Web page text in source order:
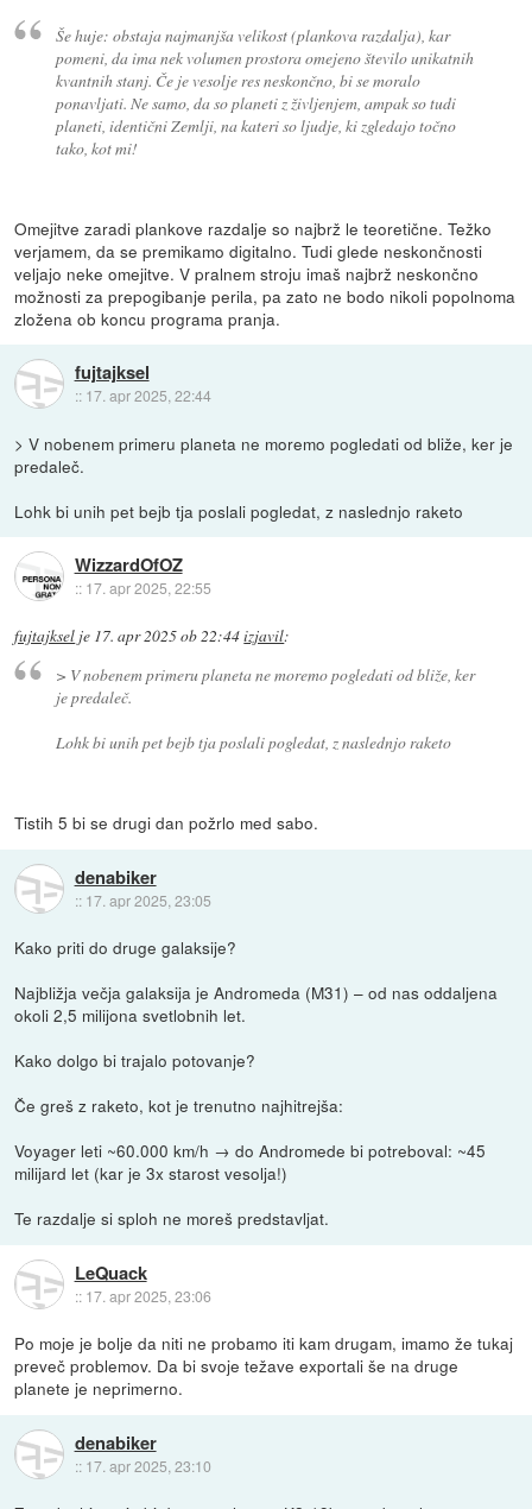
Še huje: obstaja najmanjša velikost (plankova razdalja), kar
pomeni, da ima nek volumen prostora omejeno število unikatnih
kvantnih stanj. Če je vesolje res neskončno, bi se moralo
ponavljati. Ne samo, da so planeti z življenjem, ampak so tudi
planeti, identični Zemlji, na kateri so ljudje, ki zgledajo točno
tako, kot mi!
Omejitve zaradi plankove razdalje so najbrž le teoretične. Težko
verjamem, da se premikamo digitalno. Tudi glede neskončnosti
veljajo neke omejitve. V pralnem stroju imaš najbrž neskončno
možnosti za prepogibanje perila, pa zato ne bodo nikoli popolnoma
zložena ob koncu programa pranja.
fujtajksel
:: 17. apr 2025, 22:44
> V nobenem primeru planeta ne moremo pogledati od bliže, ker je
predaleč.
Lohk bi unih pet bejb tja poslali pogledat, z naslednjo raketo
WizzardOfOZ
:: 17. apr 2025, 22:55
fujtajksel je 17. apr 2025 ob 22:44izjavil:
> V nobenem primeru planeta ne moremo pogledati od bliže, ker
je predaleč.
Lohk bi unih pet bejb tja poslali pogledat, z naslednjo raketo
Tistih 5 bi se drugi dan požrlo med sabo.
denabiker
:: 17. apr 2025, 23:05
Kako priti do druge galaksije?
Najbližja večja galaksija je Andromeda (M31) – od nas oddaljena
okoli 2,5 milijona svetlobnih let.
Kako dolgo bi trajalo potovanje?
Če greš z raketo, kot je trenutno najhitrejša:
Voyager leti ~60.000 km/h → do Andromede bi potreboval: ~45
milijard let (kar je 3x starost vesolja!)
Te razdalje si sploh ne moreš predstavljat.
LeQuack
:: 17. apr 2025, 23:06
Po moje je bolje da niti ne probamo iti kam drugam, imamo že tukaj
preveč problemov. Da bi svoje težave exportali še na druge
planete je neprimerno.
denabiker
:: 17. apr 2025, 23:10